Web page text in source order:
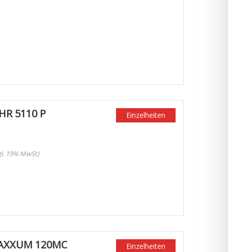
5110 P
19% MwSt)
Einzelheiten
120MC Einzelheiten